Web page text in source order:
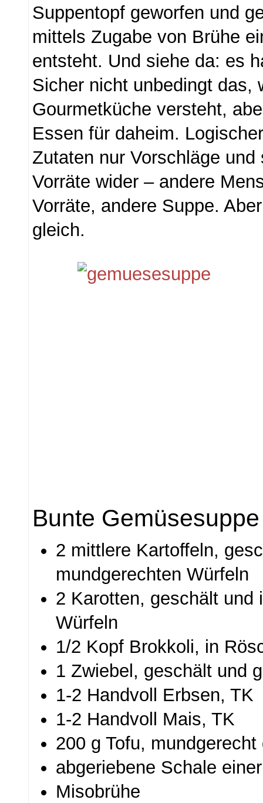
Suppentopf geworfen und
mittels Zugabe von Brühe
entsteht. Und siehe da: es
Sicher nicht unbedingt das,
Gourmetküche versteht,
Essen für daheim.
Zutaten nur Vorschläge und
Vorräte wider – andere
Vorräte, andere Suppe.
gleich.
Bunte Gemüsesuppe
2 mittlere Kartoffeln,
mundgerechten Würfeln
2 Karotten, geschält und
Würfeln
1/2 Kopf Brokkoli, in
1 Zwiebel, geschält und
1-2 Handvoll Erbsen, TK
1-2 Handvoll Mais, TK
200 g Tofu, mundgerecht
abgeriebene Schale
Misobrühe